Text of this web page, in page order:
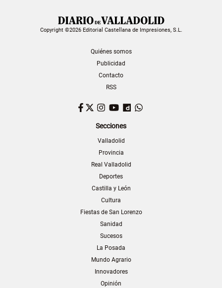
Copyright ©2026 Editorial Castellana de Impresiones, S.L.
Quiénes somos
Publicidad
Contacto
RSS
Facebook
TwitterInstagram
YouTubeDailymotion
Secciones
Valladolid
Provincia
Real Valladolid
Deportes
Castilla y León
Cultura
Fiestas de San Lorenzo
Sanidad
Sucesos
La Posada
Mundo Agrario
Innovadores
Opinión